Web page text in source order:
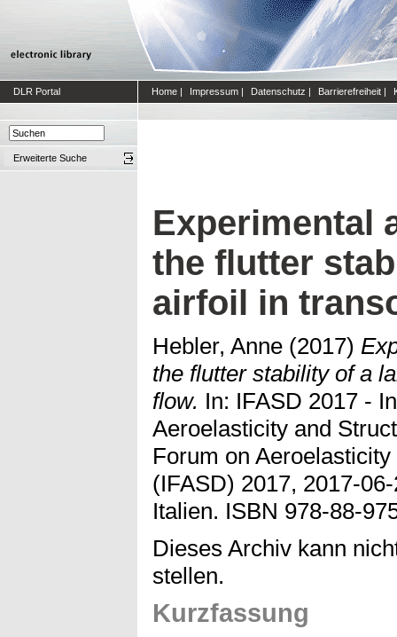
DLR Portal Home | Impressum | Datenschutz | Barrierefreiheit |
Erweiterte Suche
Experimental
the flutter
airfoil in
Hebler, Anne (2017)
the flutter stability of a
flow. In: IFASD 2017 -
Aeroelasticity and
Forum on
(IFASD) 2017, 2017-
Italien. ISBN 978-88-
Dieses Archiv kann
stellen.
Kurzfassung